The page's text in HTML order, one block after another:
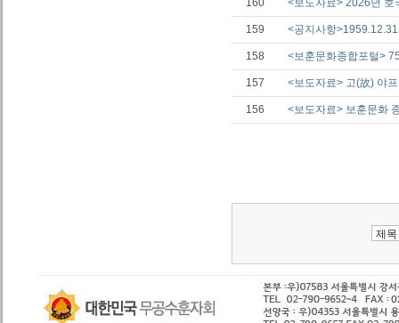
160 <보도자료> 2026년
159 <공지사항
158 <보훈문화종합포털>
157 <보도자료> 고(故) 야
156 <보도자료> 보훈문화